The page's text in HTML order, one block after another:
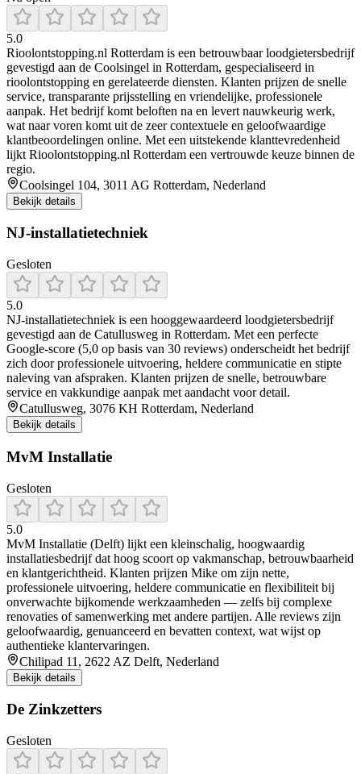
5.0
Rioolontstopping.nl Rotterdam is een betrouwbaar loodgietersbedrijf
gevestigd aan de Coolsingel in Rotterdam, gespecialiseerd in
rioolontstopping en gerelateerde diensten. Klanten prijzen de snelle
service, transparante prijsstelling en vriendelijke, professionele
aanpak. Het bedrijf komt beloften na en levert nauwkeurig werk,
wat naar voren komt uit de zeer contextuele en geloofwaardige
klantbeoordelingen online. Met een uitstekende klanttevredenheid
lijkt Rioolontstopping.nl Rotterdam een vertrouwde keuze binnen de
regio.
Coolsingel 104, 3011 AG Rotterdam, Nederland
Bekijk details
NJ-installatietechniek
Gesloten
5.0
NJ‑installatietechniek is een hooggewaardeerd loodgietersbedrijf
gevestigd aan de Catullusweg in Rotterdam. Met een perfecte
Google-score (5,0 op basis van 30 reviews) onderscheidt het bedrijf
zich door professionele uitvoering, heldere communicatie en stipte
naleving van afspraken. Klanten prijzen de snelle, betrouwbare
service en vakkundige aanpak met aandacht voor detail.
Catullusweg, 3076 KH Rotterdam, Nederland
Bekijk details
MvM Installatie
Gesloten
5.0
MvM Installatie (Delft) lijkt een kleinschalig, hoogwaardig
installatiesbedrijf dat hoog scoort op vakmanschap, betrouwbaarheid
en klantgerichtheid. Klanten prijzen Mike om zijn nette,
professionele uitvoering, heldere communicatie en flexibiliteit bij
onverwachte bijkomende werkzaamheden — zelfs bij complexe
renovaties of samenwerking met andere partijen. Alle reviews zijn
geloofwaardig, genuanceerd en bevatten context, wat wijst op
authentieke klantervaringen.
Chilipad 11, 2622 AZ Delft, Nederland
Bekijk details
De Zinkzetters
Gesloten